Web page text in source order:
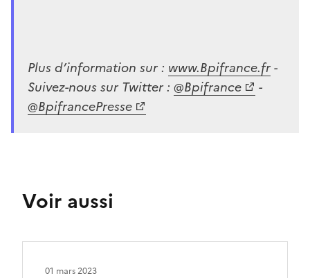
Plus d’information sur : www.Bpifrance.fr-
Suivez-nous sur Twitter : @Bpifrance
-
@BpifrancePresse
Voir aussi
01 mars 2023